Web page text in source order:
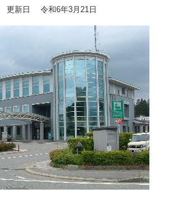
更新日 令和6年3月21日